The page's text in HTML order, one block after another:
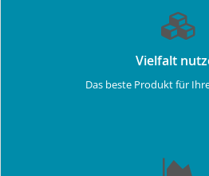
Vielfalt
Das beste Produkt für